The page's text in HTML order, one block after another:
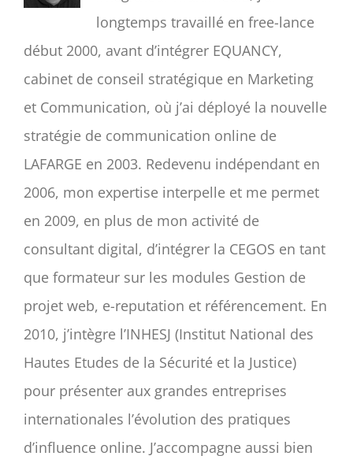
longtemps travaillé en free-lance
début 2000, avant d’intégrer EQUANCY,
cabinet de conseil stratégique en Marketing
et Communication, où j’ai déployé la nouvelle
stratégie de communication online de
LAFARGE en 2003. Redevenu indépendant en
2006, mon expertise interpelle et me permet
en 2009, en plus de mon activité de
consultant digital, d’intégrer la CEGOS en tant
que formateur sur les modules Gestion de
projet web, e-reputation et référencement. En
2010, j’intègre l’INHESJ (Institut National des
Hautes Etudes de la Sécurité et la Justice)
pour présenter aux grandes entreprises
internationales l’évolution des pratiques
d’influence online. J’accompagne aussi bien